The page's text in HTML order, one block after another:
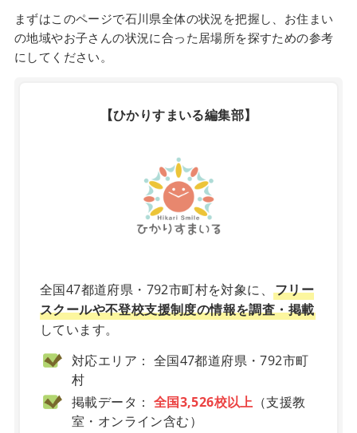
まずはこのページで石川県全体の状況を把握し、お住まい
の地域やお子さんの状況に合った居場所を探すための参考
にしてください。
【ひかりすまいる編集部】
全国47都道府県・792市町村を対象に、 フリー
スクールや不登校支援制度の情報を調査・掲載
しています。
対応エリア： 全国47都道府県・792市町
村
掲載データ： 全国3,526校以上 （支援教
室・オンライン含む）